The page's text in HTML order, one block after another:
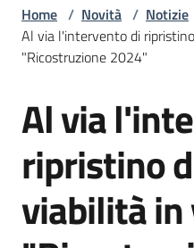
Amministrazione
Vivere
Fontanelice
Home / Novità / Notizie
Al via l'intervento di
"Ricostruzione 2024"
Salta al contenuto
Al via
ripristino
viabilità in